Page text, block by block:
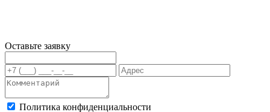
Оставьте заявку
Политика конфиденциальности